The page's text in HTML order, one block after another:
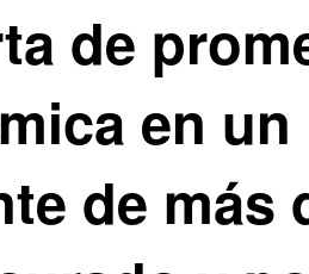
de
en
de más